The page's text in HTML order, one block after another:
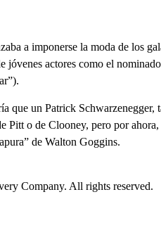
a imponerse la moda de los
jóvenes actores como el
que un Patrick Schwarzenegger,
Pitt o de Clooney, pero por ahora,
de Walton Goggins.
Company. All rights reserved.